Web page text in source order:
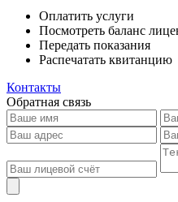
Оплатить услуги
Посмотреть баланс
Передать показания
Распечатать квитанцию
Контакты
Обратная связь